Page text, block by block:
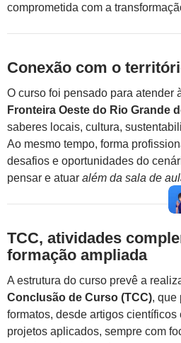
comprometida com a
Conexão com o
O curso foi pensado para atender
Fronteira Oeste do Rio Grande
saberes locais, cultura,
Ao mesmo tempo, forma
desafios e oportunidades do
pensar e atuar além da sala de
TCC, atividades
formação ampliada
A estrutura do curso prevê a
Conclusão de Curso (TCC), que
formatos, desde artigos
projetos aplicados, sempre com